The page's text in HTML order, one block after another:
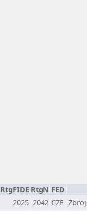
RtgFIDE RtgN FED
2025 2042 CZE